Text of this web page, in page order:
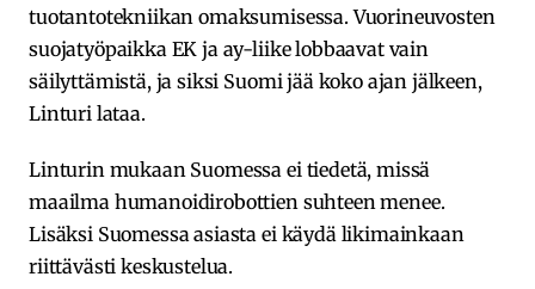
tuotantotekniikan omaksumisessa. Vuorineuvosten
suojatyöpaikka EK ja ay-liike lobbaavat vain
säilyttämistä, ja siksi Suomi jää koko ajan jälkeen,
Linturi lataa.
Linturin mukaan Suomessa ei tiedetä, missä
maailma humanoidirobottien suhteen menee.
Lisäksi Suomessa asiasta ei käydä likimainkaan
riittävästi keskustelua.